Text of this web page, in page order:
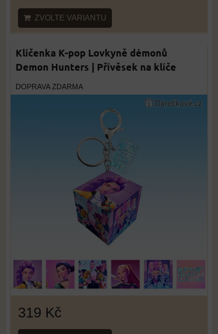
ZVOLTE VARIANTU
Klíčenka K-pop Lovkyně démonů
Demon Hunters | Přívěsek na klíče
DOPRAVA ZDARMA
319 Kč